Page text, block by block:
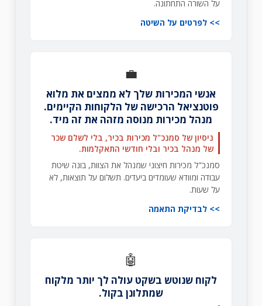
על השורה התחתונה.
לפרטים על השיטה
💼
אנשי המכירות שלך לא ממצים את מלוא
פוטנציאל הרכישה של הלקוחות הקיימים.
מנהל מכירות מנוסה מזהה את זה מיד.
ניסיון של סמנכ"ל מכירות בכיר, בלי לשלם שכר
של מנהל בכיר ובלי חודשי התאקלמות.
סמנכ"ל מכירות חיצוני שמנהל את הצוות, בונה שיטת
עבודה ומוודא שעומדים ביעדים. תשלום על תוצאות, לא
על שעות.
לבדיקת התאמה
🤖
לקוח שנוטש בשקט עולה לך יותר מלקוח
שמתלונן בקול.